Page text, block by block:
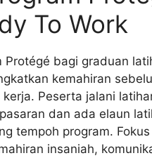
To Work
Protégé bagi graduan
kemahiran
kerja. Peserta jalani
dan ada elaun
tempoh program.
insaniah,